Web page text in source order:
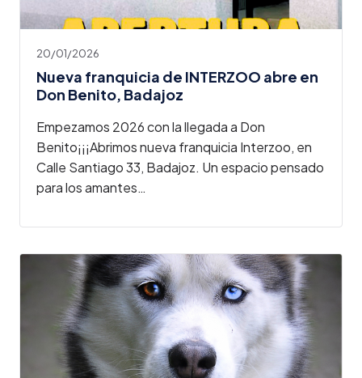
20/01/2026
Nueva franquicia de INTERZOO abre en
Don Benito, Badajoz
Empezamos 2026 con la llegada a Don
Benito¡¡¡Abrimos nueva franquicia Interzoo, en
Calle Santiago 33, Badajoz. Un espacio pensado
para los amantes…